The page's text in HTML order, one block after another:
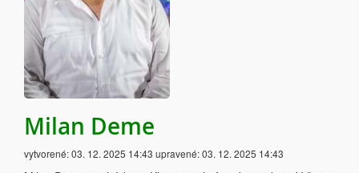
Milan Deme
vytvorené:03. 12. 2025 14:43 upravené:03. 12. 2025 14:43